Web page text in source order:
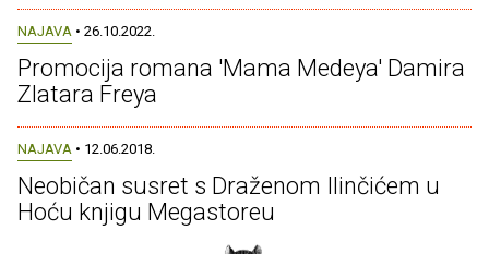
NAJAVA • 26.10.2022.
Promocija romana 'Mama Medeya' Damira
Zlatara Freya
NAJAVA • 12.06.2018.
Neobičan susret s Draženom Ilinčićem u
Hoću knjigu Megastoreu